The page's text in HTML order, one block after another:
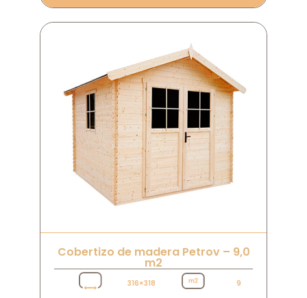
Cobertizo de madera Petrov – 9,0
m2
316×318
9